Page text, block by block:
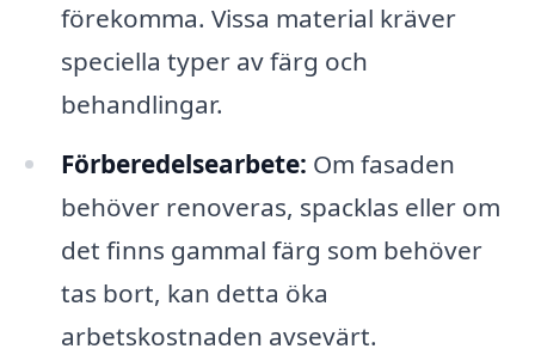
förekomma. Vissa material kräver
speciella typer av färg och
behandlingar.
Förberedelsearbete: Om fasaden
behöver renoveras, spacklas eller om
det finns gammal färg som behöver
tas bort, kan detta öka
arbetskostnaden avsevärt.